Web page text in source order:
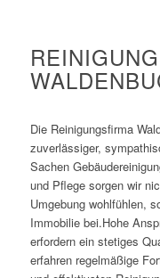
Die Reinigungsfirma
zuverlässiger,
Sachen
und Pflege sorgen wir
Umgebung wohlfühlen,
Immobilie bei.Hohe
erfordern ein stetiges
erfahren regelmäßige